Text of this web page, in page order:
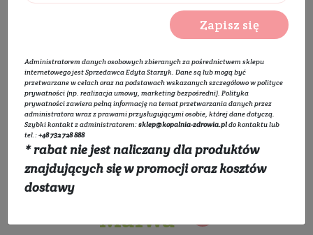
Maseczka wygładzająca
do twarzy - Czarny Bez i
Malwa
Zapisz się
Administratorem danych osobowych zbieranych za pośrednictwem sklepu
internetowego jest Sprzedawca Edyta Starzyk. Dane są lub mogą być
przetwarzane w celach oraz na podstawach wskazanych szczegółowo wpolityce
prywatności (np. realizacja umowy, marketing bezpośredni). Polityka
prywatnościzawiera pełną informację na temat przetwarzania danych przez
administratora wraz z prawami przysługującymi osobie, której dane dotyczą.
Szybki kontakt z administratorem:sklep@kopalnia-zdrowia.pldo kontaktu lub
tel.:+48 732 728 888
* rabat nie jest naliczany dla produktów
znajdujących się w promocji oraz kosztów
dostawy